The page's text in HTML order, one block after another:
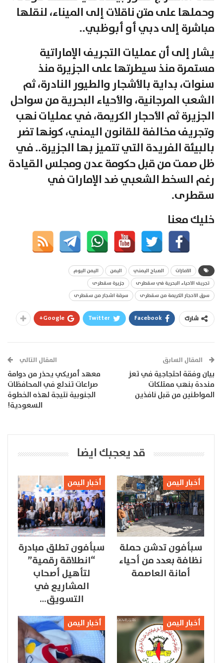
وحملها على متن ناقلات إلى الميناء، لنقلها
مباشرة إلى دبي أو أبوظبي..
يشار إلى أن عمليات التجريف الإماراتية
مستمرة منذ سيطرتها على الجزيرة منذ
سنوات، بداية بالأشجار والطيور النادرة، ثم
الشعب المرجانية، والأحياء البحرية من سواحل
الجزيرة ثم الأحجار الكريمة، في عمليات نهب
وتجريف مخالفة للقانون اليمني، كونها تضر
بالبيئة الفريدة التي تتميز بها الجزيرة.. في
ظل صمت من قبل حكومة عدن ومجلس القيادة
رغم السخط الشعبي ضد الإمارات في
سقطرى.
خليك معنا
الامارات الصباح اليمني اليمن
اليمن اليوم
تجريف الاحياء البحرية في سقطرى
جزيرة سقطرى
سرق الاحجار الكريمة من سقطرى
سرقة اشجار من سقطرى
شارك Facebook
Twitter
Google+
المقال السابق
بيان وفقة احتجاجية في تعز
منددة بنهب ممتلكات
المواطنين من قبل نافذين
المقال التالي
معهد أمريكي يحذر من دوامة
صراعات تندلع في المحافظات
الجنوبية نتيجة لهذه الخطوة
السعودية!
قد يعجبك ايضا
أخبار اليمن
سبأفون تدشن حملة
نظافة بعدد من أحياء
أمانة العاصمة
أخبار اليمن
سبأفون تطلق مبادرة
“انطلاقة رقمية”
لتأهيل أصحاب
المشاريع في
التسويق…
أخبار اليمن أخبار اليمن